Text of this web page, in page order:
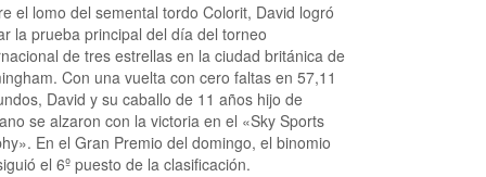
el lomo del semental tordo Colorit, David logró
la prueba principal del día del torneo
de tres estrellas en la ciudad británica de
Con una vuelta con cero faltas en 57,11
David y su caballo de 11 años hijo de
se alzaron con la victoria en el «Sky Sports
En el Gran Premio del domingo, el binomio
el 6º puesto de la clasificación.